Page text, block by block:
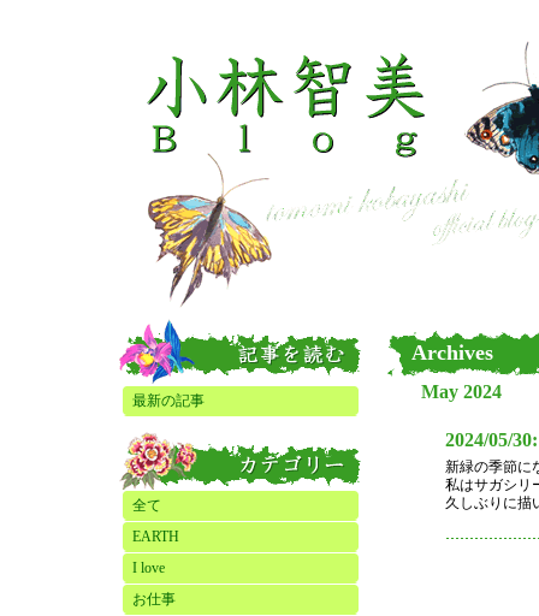
最新の記事
全て
EARTH
I love
お仕事
Archives
May 2024
2024/05/
新緑の季節に
私はサガシリ
久しぶりに描